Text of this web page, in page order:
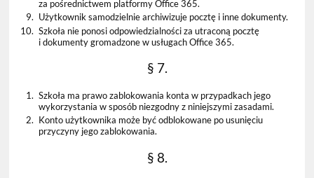
za pośrednictwem platformy Office 365.
9. Użytkownik samodzielnie archiwizuje pocztę i inne dokumenty.
10. Szkoła nie ponosi odpowiedzialności za utraconą pocztę
i dokumenty gromadzone w usługach Office 365.
§ 7.
1. Szkoła ma prawo zablokowania konta w przypadkach jego
wykorzystania w sposób niezgodny z niniejszymi zasadami.
2. Konto użytkownika może być odblokowane po usunięciu
przyczyny jego zablokowania.
§ 8.